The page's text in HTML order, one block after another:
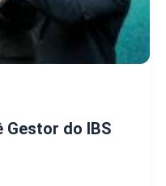
Gestor do IBS